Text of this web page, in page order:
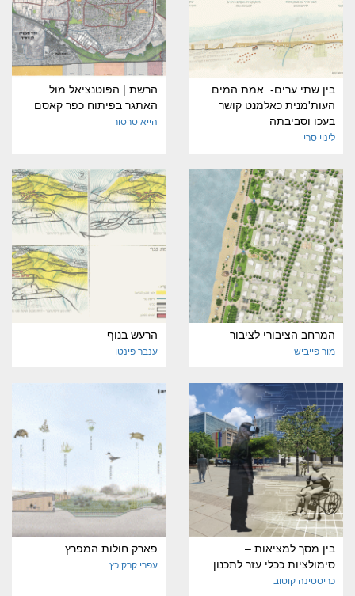
בין שתי ערים- אמת המים
העות'מנית כאלמנט קושר
בעכו וסביבתה
לינוי סרי
הרשת | הפוטנציאל מול
האתגר בפיתוח כפר קאסם
הייא סרסור
המרחב הציבורי לציבור
מור פייביש
הרעש בנוף
ענבר פינטו
בין מסך למציאות –
סימולציות ככלי עזר לתכנון
כריסטינה קוטוב
פארק חולות המפרץ
עפרי קרק כץ